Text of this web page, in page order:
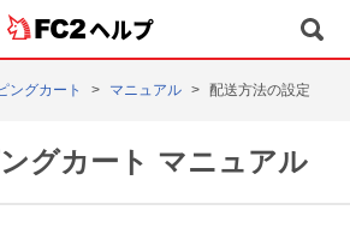
ヘルプ
ングカート マニュアル 配送方法の設定
グカート マニュアル